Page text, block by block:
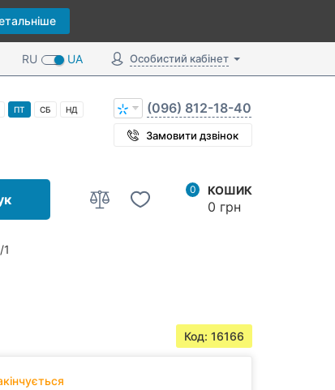
Особистий кабінет
RU UA
ПТ СБ НД (096) 812-18-40
Замовити дзвінок
0 КОШИК
0 грн
Код: 16166